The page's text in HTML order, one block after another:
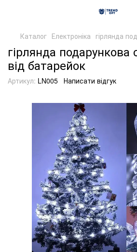
Каталог Електроніка гірлянда
гірлянда подарункова
від батарейок
Артикул: LN005 Написати відгук